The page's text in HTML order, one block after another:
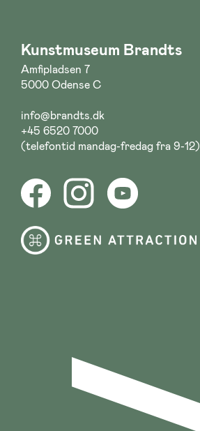
Kunstmuseum Brandts
Amfipladsen 7
5000 Odense C
info@brandts.dk
+45 6520 7000
(telefontid mandag-fredag fra 9-12)